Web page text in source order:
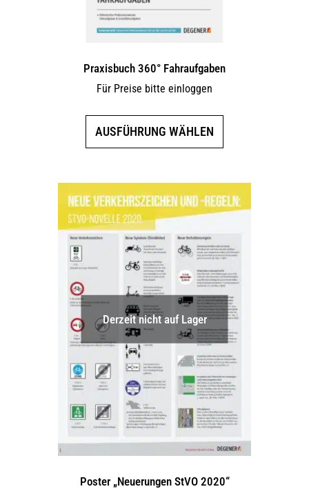
Praxisbuch 360° Fahraufgaben
Für Preise bitte einloggen
AUSFÜHRUNG WÄHLEN
Varianten
auf.
Optionen
können
auf
der
Produktseite
gewählt
werden
Derzeit nicht auf Lager
Poster „Neuerungen StVO 2020“